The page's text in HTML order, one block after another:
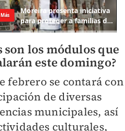
son los módulos que
este domingo?
febrero se contará con
de diversas
municipales, así
culturales,